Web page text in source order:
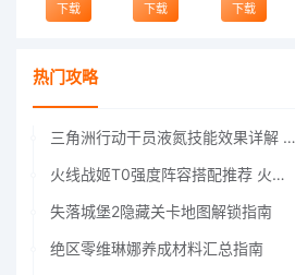
下载 下载 下载
热门攻略
三角洲行动干员液氮技能效果详解 三角洲行动干员液氮技能介绍
火线战姬T0强度阵容搭配推荐 火线战姬T0强度阵容哪个好
失落城堡2隐藏关卡地图解锁指南
绝区零维琳娜养成材料汇总指南